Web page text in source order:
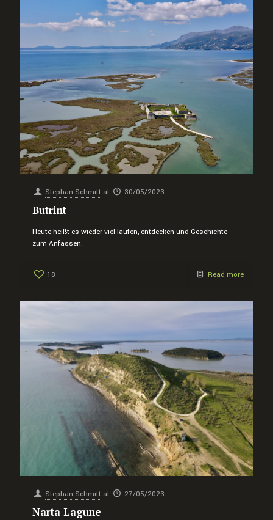
Stephan Schmitt at 30/05/2023
Butrint
Heute heißt es wieder viel laufen, entdecken und Geschichte
zum Anfassen.
18 Read more
Stephan Schmitt at 27/05/2023
Narta Lagune